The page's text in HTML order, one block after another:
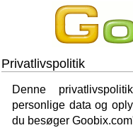
Privatlivspolitik
Denne
personlige data og
du besøger